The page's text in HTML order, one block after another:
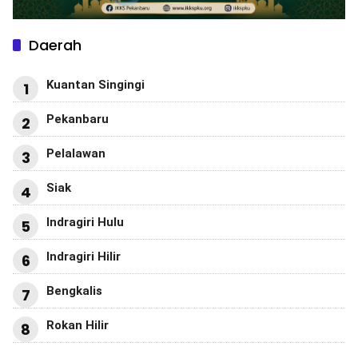
Daerah
1 Kuantan Singingi
2 Pekanbaru
3 Pelalawan
4 Siak
5 Indragiri Hulu
6 Indragiri Hilir
7 Bengkalis
8 Rokan Hilir